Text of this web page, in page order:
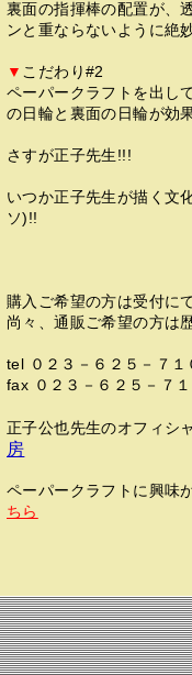
裏面の指揮棒の配置が、
ンと重ならないように絶
▼ こだわり#2
ペーパークラフトを出し
の日輪と裏面の日輪が効
さすが正子先生!!!
いつか正子先生が描く文
ソ)!!
購入ご希望の方は受付に
尚々、通販ご希望の方は
tel ０２３－６２５－７１
fax ０２３－６２５－７
正子公也先生のオフィシ
房
ペーパークラフトに興味
ちら